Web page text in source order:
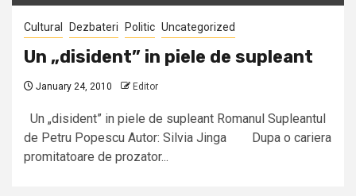
Cultural Dezbateri Politic Uncategorized
Un „disident” in piele de supleant
January 24, 2010 Editor
Un „disident” in piele de supleant Romanul Supleantul
de Petru Popescu Autor: Silvia Jinga Dupa o cariera
promitatoare de prozator...